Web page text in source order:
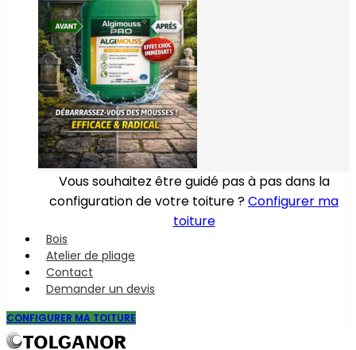
Vous souhaitez être guidé pas à pas dans la
configuration de votre toiture ?Configurer ma
toiture
Bois
Atelier de pliage
Contact
Demander un devis
CONFIGURER MA TOITURE